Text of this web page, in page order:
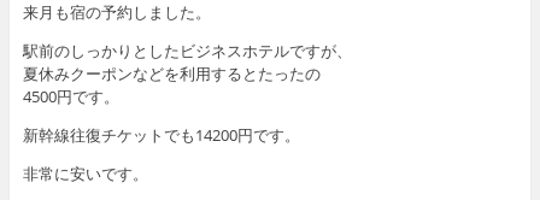
来月も宿の予約しました。
駅前のしっかりとしたビジネスホテルですが、
夏休みクーポンなどを利用するとたったの
4500円です。
新幹線往復チケットでも14200円です。
非常に安いです。